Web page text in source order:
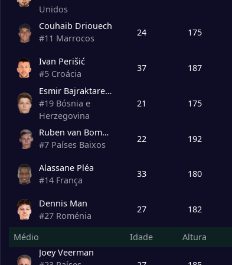
18 Willem II
Unidos
Couhaib Driouech
#11 Marrocos
24 175
Ivan Perišić
#5 Croácia
37 187
Esmir Bajraktarević
#19 Bósnia e
Herzegovina
21 175
Ruben van Bommel
#7 Países Baixos
22 192
Alassane Pléa
#14 França
33 180
Dennis Man
#27 Roménia
27 182
Médio
Idade Altura
Joey Veerman